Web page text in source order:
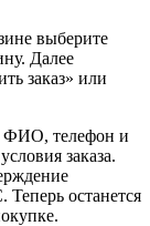
выберите
Далее
заказ» или
ФИО, телефон и
заказа.
останется